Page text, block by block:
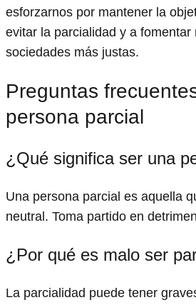
esforzarnos por mantener la
evitar la parcialidad y a fomentar
sociedades más justas.
Preguntas
persona parcial
¿Qué significa ser una
Una persona parcial es aquella
neutral. Toma partido en
¿Por qué es malo ser
La parcialidad puede tener